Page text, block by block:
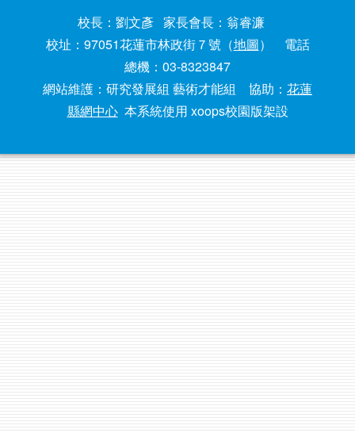
校長：劉文彥 家長會長：翁睿濂
校址：97051花蓮市林政街７號（地圖） 電話
總機：03-8323847
網站維護：研究發展組 藝術才能組 協助： 花蓮
縣網中心本系統使用 xoops校園版架設